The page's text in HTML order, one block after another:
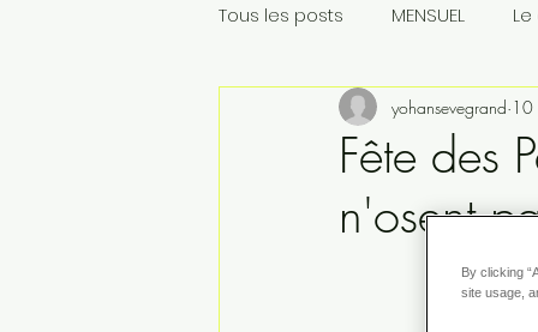
Tous les posts MENSUEL
Conseils skincare nos
Fête des
n'osent
yohansevegrand 10
By clicking
site usage,